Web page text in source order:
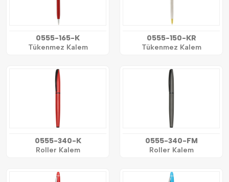
0555-165-K
Tükenmez Kalem
0555-150-KR
Tükenmez Kalem
0555-340-K
Roller Kalem
0555-340-FM
Roller Kalem